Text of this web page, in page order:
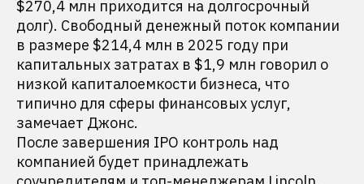
$270,4 млн приходится на долгосрочный
долг). Свободный денежный поток компании
в размере $214,4 млн в 2025 году при
капитальных затратах в $1,9 млн говорил о
низкой капиталоемкости бизнеса, что
типично для сферы финансовых услуг,
замечает Джонс.
После завершения IPO контроль над
компанией будет принадлежать